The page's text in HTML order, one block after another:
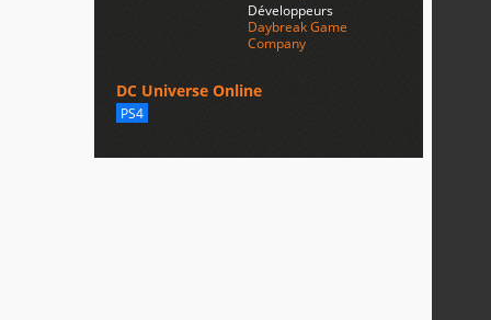
Développeurs
Daybreak Game
Company
DC Universe Online
PS4